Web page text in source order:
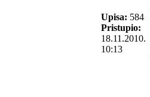
Upisa: 584
Pristupio:
18.11.2010.
10:13